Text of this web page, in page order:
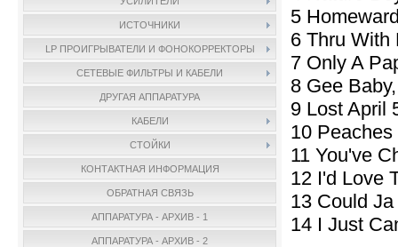
ИСТОЧНИКИ
LP ПРОИГРЫВАТЕЛИ И ФОНОКОРРЕКТОРЫ
СЕТЕВЫЕ ФИЛЬТРЫ И КАБЕЛИ
ДРУГАЯ АППАРАТУРА
КАБЕЛИ
СТОЙКИ
КОНТАКТНАЯ ИНФОРМАЦИЯ
ОБРАТНАЯ СВЯЗЬ
АППАРАТУРА - АРХИВ - 1
АППАРАТУРА - АРХИВ - 2
5
6 Thru With
7 Only A
8 Gee
9 Lost April
10 Peaches
11 You've
12 I'd Love
13 Could
14 I Just